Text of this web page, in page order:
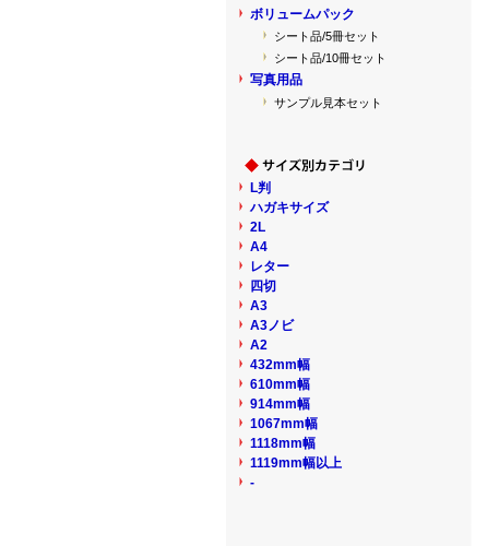
ボリュームパック
シート品/5冊セット
シート品/10冊セット
写真用品
サンプル見本セット
L判
ハガキサイズ
2L
A4
レター
四切
A3
A3ノビ
A2
432mm幅
610mm幅
914mm幅
1067mm幅
1118mm幅
1119mm幅以上
-